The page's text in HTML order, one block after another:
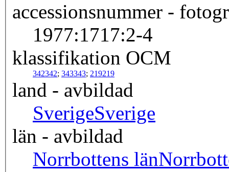
accessionsnummer -
1977:1717:2-4
klassifikation OCM
342342; 343343; 219219
land - avbildad
SverigeSverige
län - avbildad
Norrbottens län